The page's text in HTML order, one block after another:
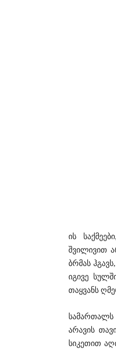
ის
შვილივით
ბრმას
იგივე
თაყვანს
არავის
სიკეთით